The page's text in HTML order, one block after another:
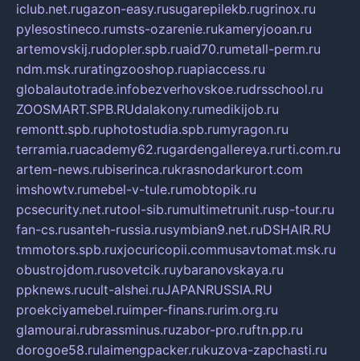
iclub.net.rugazon-easy.rusugarepilekb.rugrinox.ru
pylesostineco.rumsts-ozarenie.rukameryjooan.ru
artemovskij.rudopler.spb.ruaid70.rumetall-perm.ru
ndm.msk.ruratingzooshop.ruapiaccess.ru
globalautotrade.infobezverhovskoe.rudrsschool.ru
ZOOSMART.SPB.RUdalakony.rumedikijob.ru
remontt.spb.ruphotostudia.spb.rumyragon.ru
terramia.ruacademy62.rugardengallereya.rurti.com.ru
artem-news.rubiserinca.rukrasnodarkurort.com
imshowtv.rumebel-v-tule.rumobtopik.ru
pcsecurity.net.rutool-sib.rumultimetrunit.rusp-tour.ru
fan-cs.rusanteh-russia.rusymbian9.net.ruDSHAIR.RU
tmmotors.spb.ruxjocuricopii.commusavtomat.msk.ru
obustrojdom.rusovetcik.ruybaranovskaya.ru
ppknews.rucult-alshei.ruJAPANRUSSIA.RU
proekciyamebel.ruimper-finans.rurim.org.ru
glamourai.rubrassminus.ruzabor-pro.ruftn.pp.ru
dorogoe58.rulaimengpacker.rukuzova-zapchasti.ru